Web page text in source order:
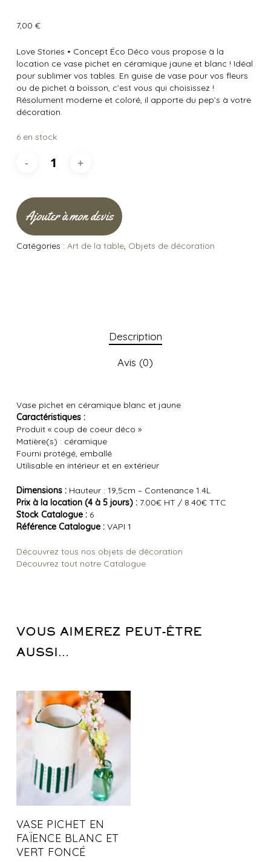
7,00 €
Love Stories • Concept Éco Déco vous propose à la
location ce vase pichet en céramique jaune et blanc ! Idéal
pour sublimer vos tables. En guise de vase pour vos fleurs
ou de pichet à boisson, c’est vous qui choisissez !
Résolument moderne et coloré, il apporte du pep’s à votre
décoration.
6 en stock
Ajouter à mon devis
Catégories : Art de la table, Objets de décoration
Description
Avis (0)
Vase pichet en céramique blanc et jaune
Caractéristiques :
Produit « coup de coeur déco »
Matière(s) : céramique
Fourni protégé, emballé
Utilisable en intérieur et en extérieur
Dimensions :Hauteur : 19,5cm – Contenance 1.4L
Prix à la location (4 à 5 jours) :7.00€ HT / 8.40€ TTC
Stock Catalogue :6
Référence Catalogue :VAPI 1
Découvrez tous nos objets de décoration
Découvrez tout notre Catalogue
VOUS AIMEREZ PEUT-ÊTRE
AUSSI…
VASE PICHET EN
FAÏENCE BLANC ET
VERT FONCÉ